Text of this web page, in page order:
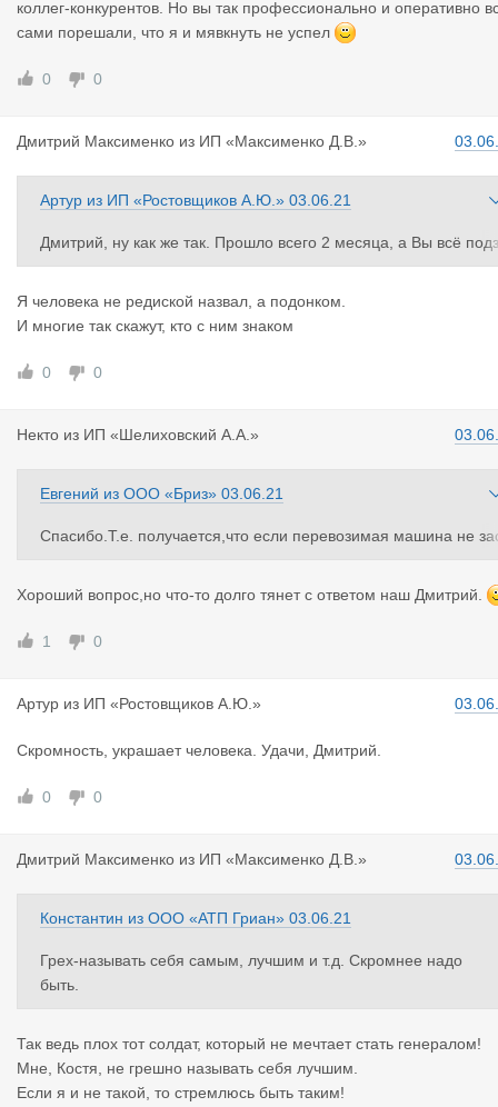
коллег-конкурентов. Но вы так профессионально и оперативно
сами порешали, что я и мявкнуть не успел
0 0
Дмитрий Максименко из ИП «Максименко Д.В.»
Артур из ИП «Ростовщиков А.Ю.» 03.06.21
Дмитрий, ну как же так. Прошло всего 2 месяца, а Вы всё подз
абыли. Это была просьба перевезти мой личный автомобиль
дыхать надо больше, на охоту сходить
А выручил меня человек, про которого Вы сказали, что он
ска, хотя сделал всё на 5+
Я человека не редиской назвал, а подонком.
И многие так скажут, кто с ним знаком
0 0
Некто из ИП «Шелиховский А.А.»
Евгений из ООО «Бриз» 03.06.21
Спасибо.Т.е. получается,что если перевозимая машина не
Хороший вопрос,но что-то долго тянет с ответом наш Дмитрий.
1 0
Артур из ИП «Ростовщиков А.Ю.»
Скромность, украшает человека. Удачи, Дмитрий.
0 0
Дмитрий Максименко из ИП «Максименко Д.В.»
Константин из ООО «АТП Гриан» 03.06.21
Грех-называть себя самым, лучшим и т.д. Скромнее надо
быть.
Так ведь плох тот солдат, который не мечтает стать генералом!
Мне, Костя, не грешно называть себя лучшим.
Если я и не такой, то стремлюсь быть таким!